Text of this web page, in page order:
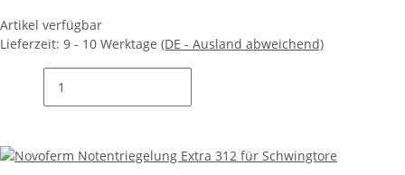
Artikel verfügbar
Lieferzeit: 9 - 10 Werktage (DE - Ausland abweichend)